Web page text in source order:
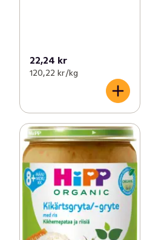
22,24 kr
120,22 kr /kg